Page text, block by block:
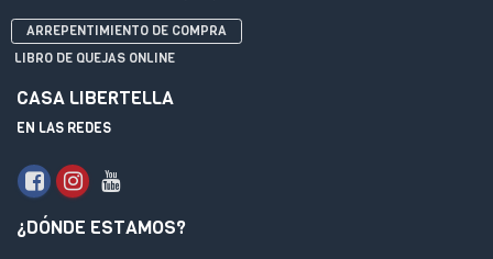
ARREPENTIMIENTO DE COMPRA
LIBRO DE QUEJAS ONLINE
CASA LIBERTELLA
EN LAS REDES
¿DÓNDE ESTAMOS?